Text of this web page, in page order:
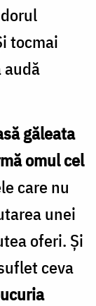
tocmai
audă
găleata
omul cel
care nu
unei
oferi. Și
ceva